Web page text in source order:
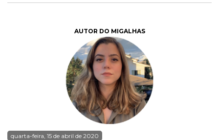
AUTOR DO MIGALHAS
quarta-feira, 15 de abril de 2020